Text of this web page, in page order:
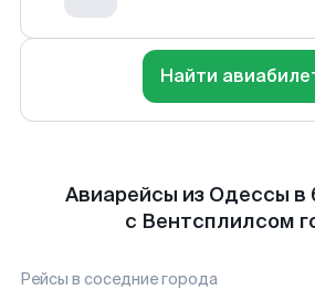
Найти
Авиарейсы из Одессы
с Вентсплилсом
Рейсы в соседние города